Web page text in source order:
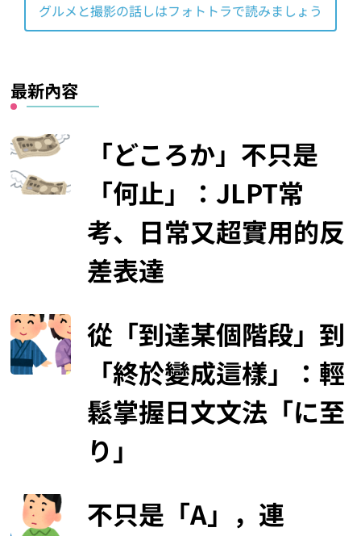
グルメと撮影の話しはフォトトラで読みましょう
最新內容
「どころか」不只是
「何止」：JLPT常
考、日常又超實用的反
差表達
從「到達某個階段」到
「終於變成這樣」：輕
鬆掌握日文文法「に至
り」
不只是「A」，連